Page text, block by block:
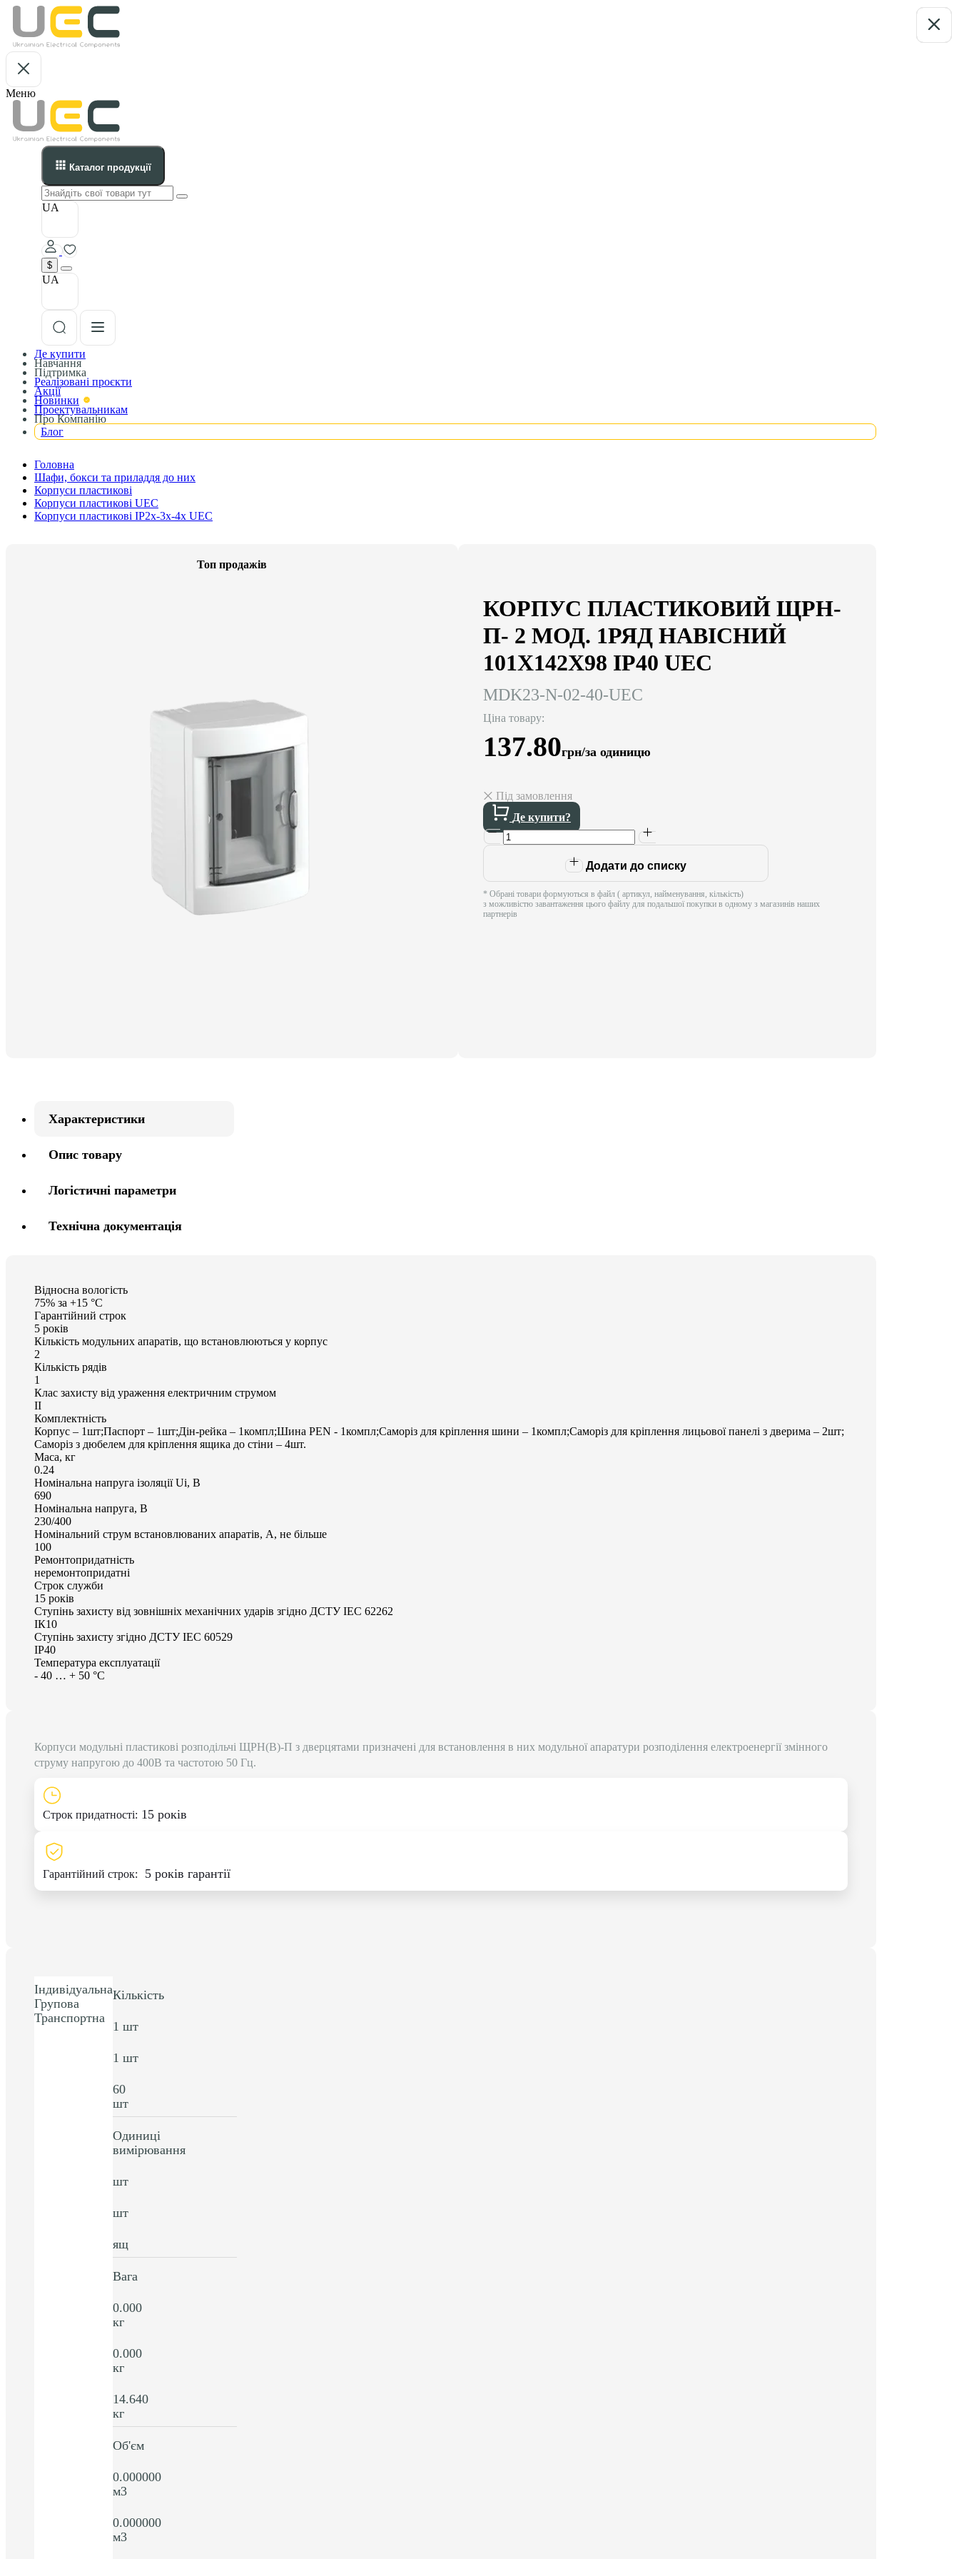
Меню
Каталог продукції
UA
$
UA
Де купити
Навчання
Підтримка
Реалізовані проєкти
Акції
Новинки
Проектувальникам
Про Компанію
Блог
Головна
Шафи, бокси та приладдя до них
Корпуси пластикові
Корпуси пластикові UEC
Корпуси пластикові IP2x-3x-4x UEC
Топ продажів
КОРПУС ПЛАСТИКОВИЙ ЩРН-
П- 2 МОД. 1РЯД НАВІСНИЙ
101Х142Х98 IP40 UEC
MDK23-N-02-40-UEC
Ціна товару:
137.80грн/за одиницю
Під замовлення
Де купити?
Додати до списку
* Обрані товари формуються в файл ( артикул, найменування, кількість)
з можливістю завантаження цього файлу для подальшої покупки в одному з магазинів наших
партнерів
Характеристики
Опис товару
Логістичні параметри
Технічна документація
Відносна вологість
75% за +15 °С
Гарантійний строк
5 років
Кількість модульних апаратів, що встановлюються у корпус
2
Кількість рядів
1
Клас захисту від ураження електричним струмом
ІІ
Комплектність
Корпус – 1шт;Паспорт – 1шт;Дін-рейка – 1компл;Шина PEN - 1компл;Саморіз для кріплення шини – 1компл;Саморіз для кріплення лицьової панелі з дверима – 2шт;
Саморіз з дюбелем для кріплення ящика до стіни – 4шт.
Маса, кг
0.24
Номінальна напруга ізоляції Ui, В
690
Номінальна напруга, В
230/400
Номінальний струм встановлюваних апаратів, А, не більше
100
Ремонтопридатність
неремонтопридатні
Строк служби
15 років
Ступінь захисту від зовнішніх механічних ударів згідно ДСТУ IEC 62262
ІК10
Ступінь захисту згідно ДСТУ IEC 60529
ІР40
Температура експлуатації
- 40 … + 50 °С
Корпуси модульні пластикові розподільчі ЩРН(В)-П з дверцятами призначені для встановлення в них модульної апаратури розподілення електроенергії змінного
струму напругою до 400В та частотою 50 Гц.
Строк придатності: 15 років
Гарантійний строк: 5 років гарантії
Індивідуальна
Групова
Транспортна
Кількість
1 шт
1 шт
60
шт
Одиниці
вимірювання
шт
шт
ящ
Вага
0.000
кг
0.000
кг
14.640
кг
Об'єм
0.000000
м3
0.000000
м3